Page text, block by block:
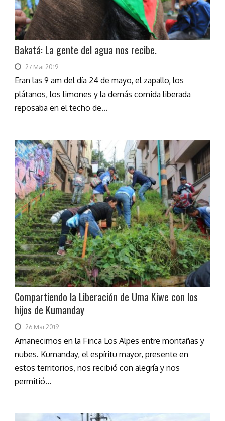
Bakatá: La gente del agua nos recibe.
27 Mai 2019
Eran las 9 am del día 24 de mayo, el zapallo, los
plátanos, los limones y la demás comida liberada
reposaba en el techo de...
Compartiendo la Liberación de Uma Kiwe con los
hijos de Kumanday
26 Mai 2019
Amanecimos en la Finca Los Alpes entre montañas y
nubes. Kumanday, el espíritu mayor, presente en
estos territorios, nos recibió con alegría y nos
permitió...